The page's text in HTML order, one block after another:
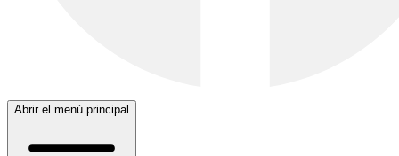
Abrir el menú principal